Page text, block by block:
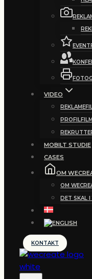
VIDEO
PROFILFILM
MOBILT STUDIE
CASES
OM
OM
DET SKAL I
KONTAKT